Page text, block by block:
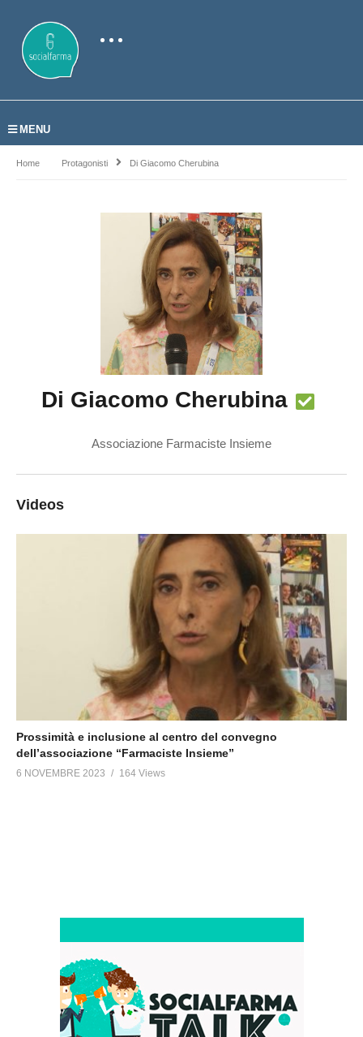
MENU
Home Protagonisti Di Giacomo Cherubina
Di Giacomo Cherubina
Associazione Farmaciste Insieme
Videos
Prossimità e inclusione al centro del convegno
dell’associazione “Farmaciste Insieme”
6 NOVEMBRE 2023 164 Views